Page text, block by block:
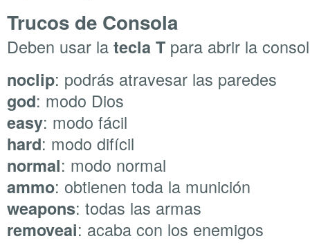
Trucos de Consola
Deben usar la tecla T para abrir la
noclip: podrás atravesar las paredes
god: modo Dios
easy: modo fácil
hard: modo difícil
normal: modo normal
ammo: obtienen toda la munición
weapons: todas las armas
removeai: acaba con los enemigos